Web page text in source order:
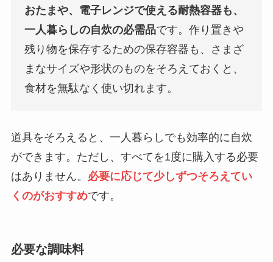
おたまや、電子レンジで使える耐熱容器も、
一人暮らしの自炊の必需品です。作り置きや
残り物を保存するための保存容器も、さまざ
まなサイズや形状のものをそろえておくと、
食材を無駄なく使い切れます。
道具をそろえると、一人暮らしでも効率的に自炊
ができます。ただし、すべてを1度に購入する必要
はありません。 必要に応じて少しずつそろえてい
くのがおすすめです。
必要な調味料